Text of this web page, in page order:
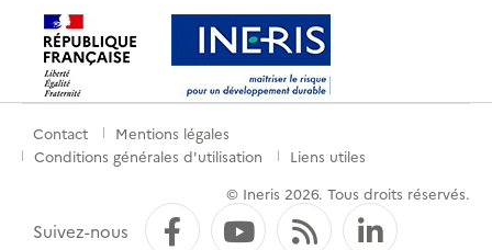
Menu
pied
Contact
Mentions légales
Conditions générales d'utilisation
Liens utiles
© Ineris 2026. Tous droits réservés.
Suivez-nous FacebookYouTube
Flux RSS